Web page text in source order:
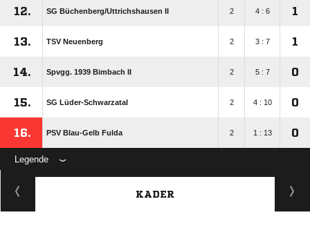
12. SG Büchenberg/​Uttrichshausen II 2 4 : 6 1
13. TSV Neuenberg 2 3 : 7 1
14. Spvgg. 1939 Bimbach II 2 5 : 7 0
15. SG Lüder-Schwarzatal 2 4 : 10 0
16. PSV Blau-Gelb Fulda 2 1 : 13 0
Legende
KADER